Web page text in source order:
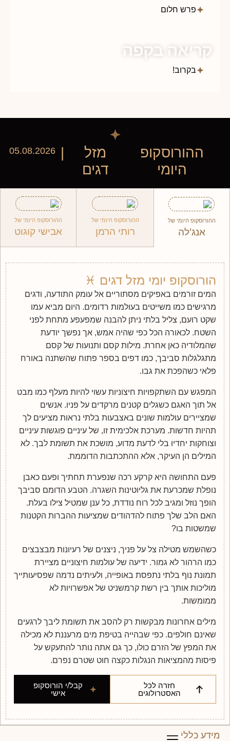
פרש חלום
קריאה בקפה
בקרוב!
ההורוסקופ
היומי
מזל
דגים
|
05.08.2026
ההורוסקופ היומי של
אנג'לה
ההורוסקופ היומי של
רותי הרמן
ההורוסקופ היומי של
אבישי קוגוט
הורוסקופ יומי מזל דגים ♓︎
המים זורמים באפיקים מסתוריים אל עומק התודעה, ודגים
מרגישים כמו משייטים בעולמות רדומים. היום מביא עמו
שקט רועם, צליל בלתי ניתן להבנה שמפעפע מתחת לפני
השטח. לכאורה הכל כפי שהיה אמש, אך נפשך יודעת
שהמלודיה כאן אחרת. מילות קסם ותנועות של קסם
מתגלגלות סביבך, כמו דפים בספר פתוח שהשתנה באורח
פלאי כשהפכת את גבו.
המפגש עם השתקפויות חיצוניות עשוי להיות מעלף כמו מבט
אל תוך האגם כשגלים קטנים מרקדים על פניו. אנשים
שמציירים עולמות שונים באצבעות בלתי נראות מציעים לך
תהיות חדשות. מערכת אלכימית זו, של עיניים פוגשות עיניים
וצוחקות יחדיו בלי לדעת מדוע, מושכת את תשומת לבך. לא
המילים הן העיקר, אלא ההתכתבות הדוממת.
פעם התחושה היא קרקע רכה שנפערת תחתיך ופעם כאבן
נופלת שמכרעת את גליוטינות השגרה. הטבע הדומם סביבך
הופך נוזל ומגיב לכל רוח נודדת, כל ענן שמטיל צילו בעלת.
האם הלב שלך פתוח להדהודים שמציעות ההברות הקטנות
שמשטות בו?
כשהשמש מטילה צל על פניך, ניצנים של רעיונות מבצבצים
כמו הרהור לא גמור. ידיעה של עולמות חיצוניים מציירת
תמונת נוף בלתי נתפסת באופייה, ולעיתים נדמה שפסיעותייך
מוליכות אותך בין רשת קרמשניט של אפשרויות לא
ממומשות.
מילים אחרונות מבקשות רק להסב את תשומת ליבך לרגעים
שאינם חולפים. כפי שבהייה בטיפת מים מרעננת לא מכילה
את המפץ של הזרם כולו, כך גם אתה נותר להתעקש על
פיסות מהמציאות הנגלות כקצה חוט שטרם נפרם.
חזרה לכל
האסטרולוגים
קבל/י הורוסקופ
אישי
מידע כללי